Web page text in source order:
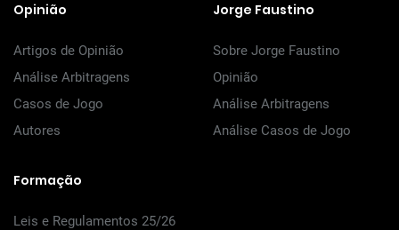
Opinião
Artigos de Opinião
Análise Arbitragens
Casos de Jogo
Autores
Jorge Faustino
Sobre Jorge Faustino
Opinião
Análise Arbitragens
Análise Casos de Jogo
Formação
Leis e Regulamentos 25/26